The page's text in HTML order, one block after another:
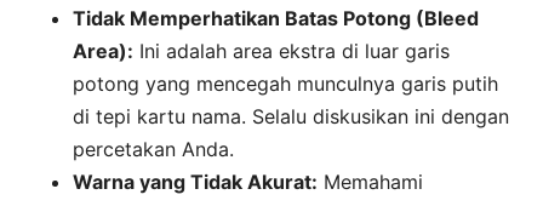
Tidak Memperhatikan Batas Potong (Bleed
Area): Ini adalah area ekstra di luar garis
potong yang mencegah munculnya garis putih
di tepi kartu nama. Selalu diskusikan ini dengan
percetakan Anda.
Warna yang Tidak Akurat: Memahami